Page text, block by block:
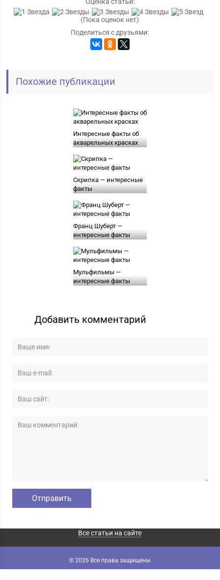
(Пока оценок нет)
Поделиться с друзьями:
Похожие публикации
Интересные факты об
акварельных красках
Скрипка — интересные
факты
Франц Шуберт —
интересные факты
Мульфильмы —
интересные факты
Добавить комментарий
Все статьи на сайте
© 2026 Все права защищены